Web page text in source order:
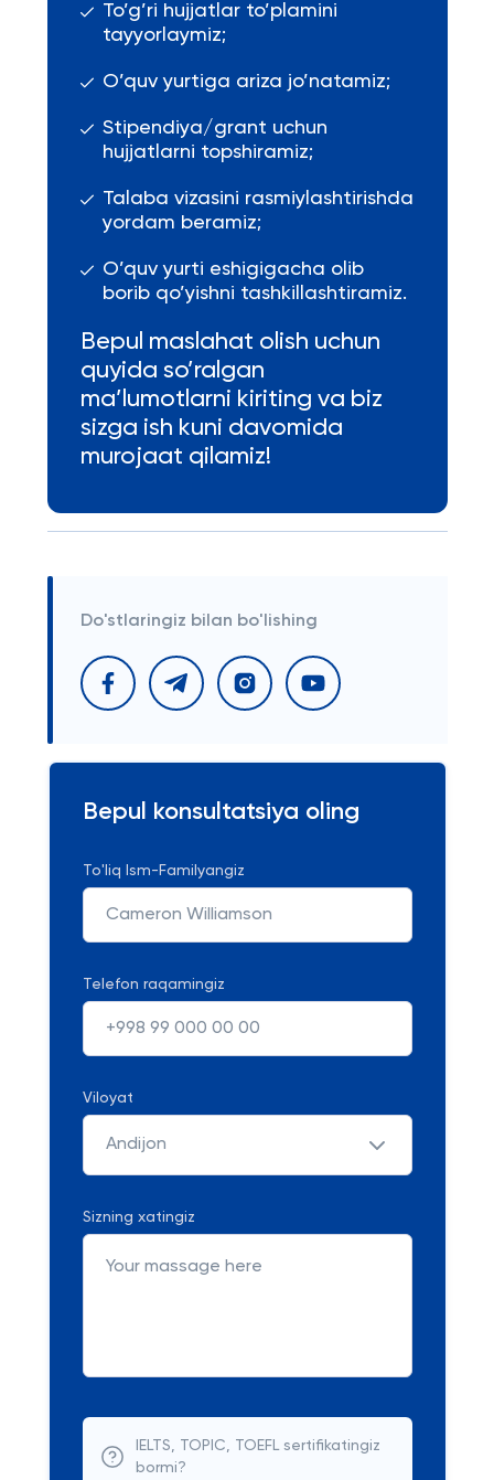
To’g’ri hujjatlar to’plamini
tayyorlaymiz;
O’quv yurtiga ariza jo’natamiz;
Stipendiya/grant uchun
hujjatlarni topshiramiz;
Talaba vizasini rasmiylashtirishda
yordam beramiz;
O’quv yurti eshigigacha olib
borib qo’yishni tashkillashtiramiz.
Bepul maslahat olish uchun
quyida so’ralgan
ma’lumotlarni kiriting va biz
sizga ish kuni davomida
murojaat qilamiz!
Do'stlaringiz bilan bo'lishing
Bepul konsultatsiya oling
To'liq Ism-Familyangiz
Telefon raqamingiz
Viloyat
Andijon
Sizning xatingiz
IELTS, TOPIC, TOEFL sertifikatingiz
bormi?